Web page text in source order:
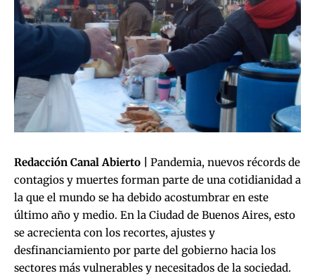
Redacción Canal Abierto |
Pandemia, nuevos récords de
contagios y muertes forman parte de una cotidianidad a
la que el mundo se ha debido acostumbrar en este
último año y medio. En la Ciudad de Buenos Aires, esto
se acrecienta con los recortes, ajustes y
desfinanciamiento por parte del gobierno hacia los
sectores más vulnerables y necesitados de la sociedad.